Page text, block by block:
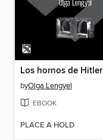
Los hornos de Hitler
byOlga Lengyel
EBOOK
PLACE A HOLD